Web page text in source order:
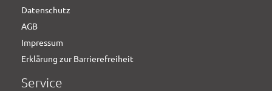
Datenschutz
AGB
Impressum
Erklärung zur Barrierefreiheit
Service